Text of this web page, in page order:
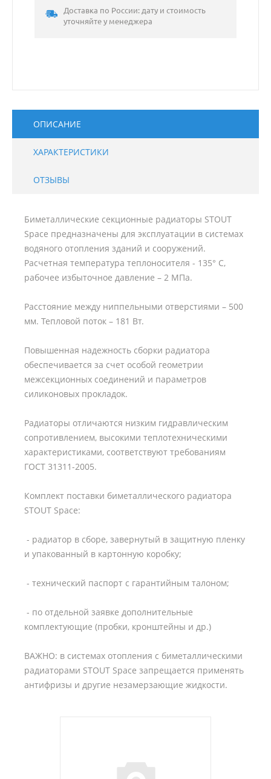
Доставка по России: дату и стоимость
уточняйте у менеджера
ОПИСАНИЕ
ХАРАКТЕРИСТИКИ
ОТЗЫВЫ
Биметаллические секционные радиаторы STOUT
Space предназначены для эксплуатации в системах
водяного отопления зданий и сооружений.
Расчетная температура теплоносителя - 135° С,
рабочее избыточное давление – 2 МПа.
Расстояние между ниппельными отверстиями – 500
мм. Тепловой поток – 181 Вт.
Повышенная надежность сборки радиатора
обеспечивается за счет особой геометрии
межсекционных соединений и параметров
силиконовых прокладок.
Радиаторы отличаются низким гидравлическим
сопротивлением, высокими теплотехническими
характеристиками, соответствуют требованиям
ГОСТ 31311-2005.
Комплект поставки биметаллического радиатора
STOUT Space:
- радиатор в сборе, завернутый в защитную пленку
и упакованный в картонную коробку;
- технический паспорт с гарантийным талоном;
- по отдельной заявке дополнительные
комплектующие (пробки, кронштейны и др.)
ВАЖНО: в системах отопления с биметаллическими
радиаторами STOUT Space запрещается применять
антифризы и другие незамерзающие жидкости.